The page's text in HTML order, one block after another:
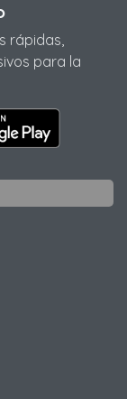
rápidas,
para la